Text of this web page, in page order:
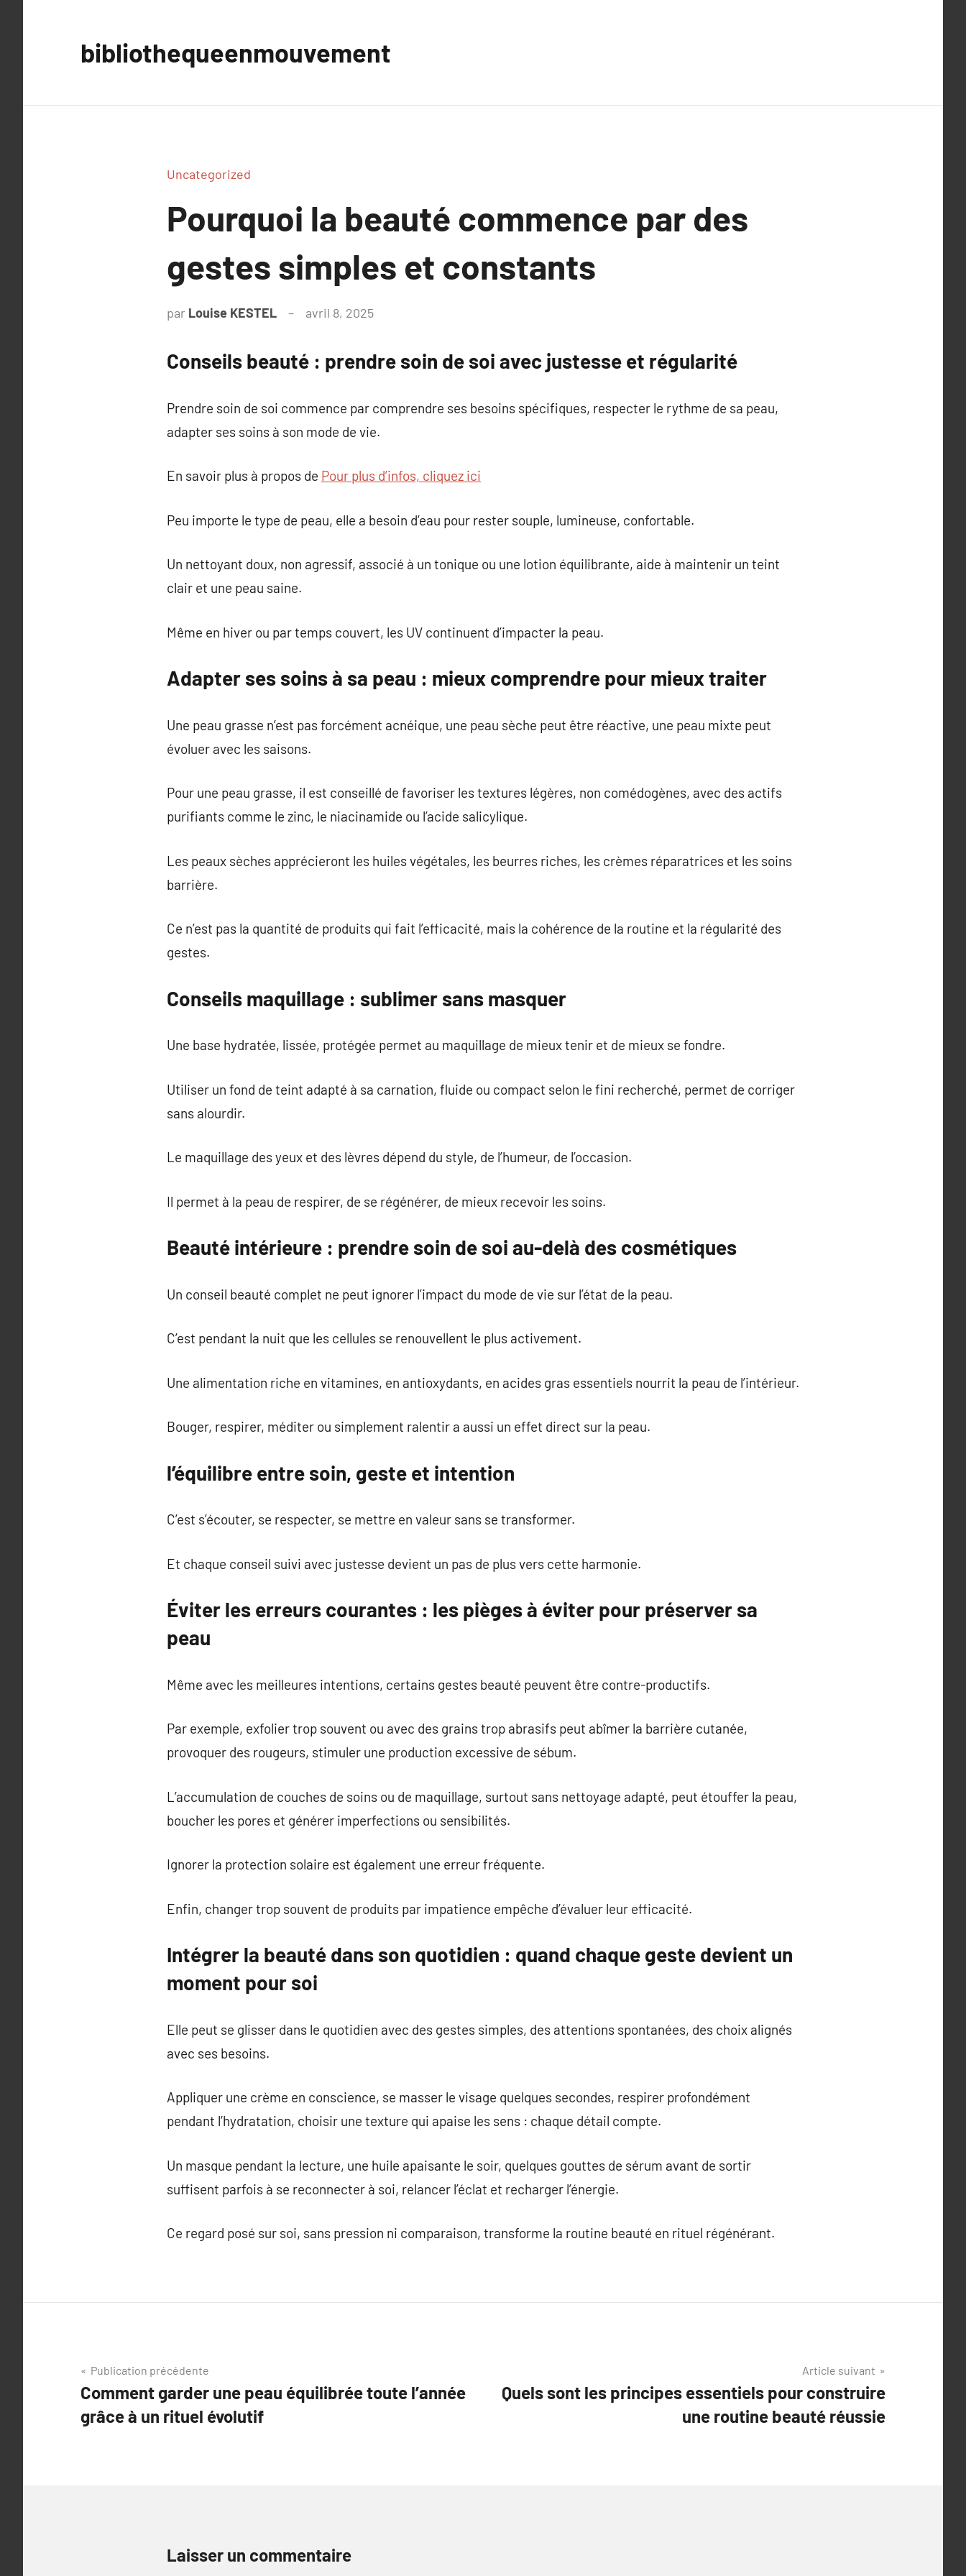
bibliothequeenmouvement
Uncategorized
Pourquoi la beauté commence par des
gestes simples et constants
par Louise KESTEL avril 8, 2025
Conseils beauté : prendre soin de soi avec justesse et régularité
Prendre soin de soi commence par comprendre ses besoins spécifiques, respecter le rythme de sa peau,
adapter ses soins à son mode de vie.
En savoir plus à propos de Pour plus d’infos, cliquez ici
Peu importe le type de peau, elle a besoin d’eau pour rester souple, lumineuse, confortable.
Un nettoyant doux, non agressif, associé à un tonique ou une lotion équilibrante, aide à maintenir un teint
clair et une peau saine.
Même en hiver ou par temps couvert, les UV continuent d’impacter la peau.
Adapter ses soins à sa peau : mieux comprendre pour mieux traiter
Une peau grasse n’est pas forcément acnéique, une peau sèche peut être réactive, une peau mixte peut
évoluer avec les saisons.
Pour une peau grasse, il est conseillé de favoriser les textures légères, non comédogènes, avec des actifs
purifiants comme le zinc, le niacinamide ou l’acide salicylique.
Les peaux sèches apprécieront les huiles végétales, les beurres riches, les crèmes réparatrices et les soins
barrière.
Ce n’est pas la quantité de produits qui fait l’efficacité, mais la cohérence de la routine et la régularité des
gestes.
Conseils maquillage : sublimer sans masquer
Une base hydratée, lissée, protégée permet au maquillage de mieux tenir et de mieux se fondre.
Utiliser un fond de teint adapté à sa carnation, fluide ou compact selon le fini recherché, permet de corriger
sans alourdir.
Le maquillage des yeux et des lèvres dépend du style, de l’humeur, de l’occasion.
Il permet à la peau de respirer, de se régénérer, de mieux recevoir les soins.
Beauté intérieure : prendre soin de soi au-delà des cosmétiques
Un conseil beauté complet ne peut ignorer l’impact du mode de vie sur l’état de la peau.
C’est pendant la nuit que les cellules se renouvellent le plus activement.
Une alimentation riche en vitamines, en antioxydants, en acides gras essentiels nourrit la peau de l’intérieur.
Bouger, respirer, méditer ou simplement ralentir a aussi un effet direct sur la peau.
l’équilibre entre soin, geste et intention
C’est s’écouter, se respecter, se mettre en valeur sans se transformer.
Et chaque conseil suivi avec justesse devient un pas de plus vers cette harmonie.
Éviter les erreurs courantes : les pièges à éviter pour préserver sa
peau
Même avec les meilleures intentions, certains gestes beauté peuvent être contre-productifs.
Par exemple, exfolier trop souvent ou avec des grains trop abrasifs peut abîmer la barrière cutanée,
provoquer des rougeurs, stimuler une production excessive de sébum.
L’accumulation de couches de soins ou de maquillage, surtout sans nettoyage adapté, peut étouffer la peau,
boucher les pores et générer imperfections ou sensibilités.
Ignorer la protection solaire est également une erreur fréquente.
Enfin, changer trop souvent de produits par impatience empêche d’évaluer leur efficacité.
Intégrer la beauté dans son quotidien : quand chaque geste devient un
moment pour soi
Elle peut se glisser dans le quotidien avec des gestes simples, des attentions spontanées, des choix alignés
avec ses besoins.
Appliquer une crème en conscience, se masser le visage quelques secondes, respirer profondément
pendant l’hydratation, choisir une texture qui apaise les sens : chaque détail compte.
Un masque pendant la lecture, une huile apaisante le soir, quelques gouttes de sérum avant de sortir
suffisent parfois à se reconnecter à soi, relancer l’éclat et recharger l’énergie.
Ce regard posé sur soi, sans pression ni comparaison, transforme la routine beauté en rituel régénérant.
Navigation
de
l’article
Publication précédente
Comment garder une peau équilibrée toute l’année
grâce à un rituel évolutif
Article suivant
Quels sont les principes essentiels pour construire
une routine beauté réussie
Laisser un commentaire